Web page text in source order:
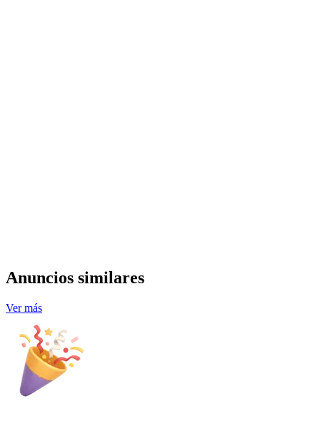
Anuncios similares
Ver más